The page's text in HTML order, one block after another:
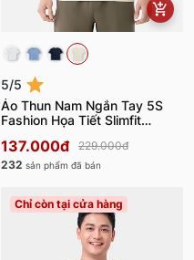
5/5
Áo Thun Nam Ngắn Tay 5S
Fashion Họa Tiết Slimfit
137.000đ
229.000đ
232 sản phẩm đã bán
Chỉ còn tại cửa hàng